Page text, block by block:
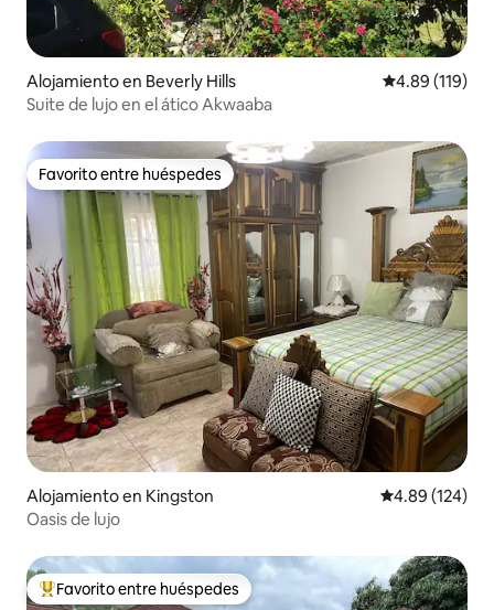
Alojamiento en Beverly Hills Calificación
4.89 (119)
Suite de lujo en el ático Akwaaba
Favorito entre huéspedes
Favorito entre huéspedes
Alojamiento en Kingston Calificación
4.89 (124)
Oasis de lujo
Favorito entre huéspedes preferido
Favorito entre huéspedes